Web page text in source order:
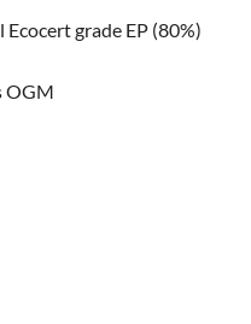
grade EP (80%)
OGM